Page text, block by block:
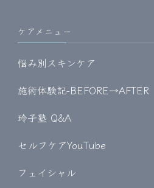
ケアメニュー
悩み別スキンケア
施術体験記-BEFORE→AFTER
玲子塾 Q&A
セルフケアYouTube
フェイシャル